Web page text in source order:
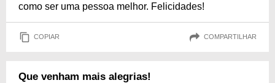
como ser uma pessoa melhor. Felicidades!
COPIAR COMPARTILHAR
Que venham mais alegrias!